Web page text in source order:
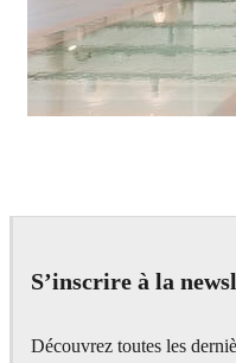
S’inscrire à la
Découvrez toutes les